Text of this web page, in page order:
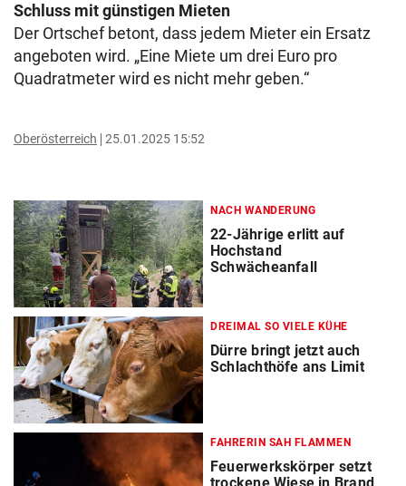
Schluss mit günstigen Mieten
Der Ortschef betont, dass jedem Mieter ein Ersatz
angeboten wird. „Eine Miete um drei Euro pro
Quadratmeter wird es nicht mehr geben.“
Oberösterreich 25.01.2025 15:52
NACH WANDERUNG
22-Jährige erlitt auf
Hochstand
Schwächeanfall
DREIMAL SO VIELE KÜHE
Dürre bringt jetzt auch
Schlachthöfe ans Limit
FAHRERIN SAH FLAMMEN
Feuerwerkskörper setzt